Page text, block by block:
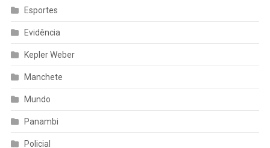
Esportes
Evidência
Kepler Weber
Manchete
Mundo
Panambi
Policial